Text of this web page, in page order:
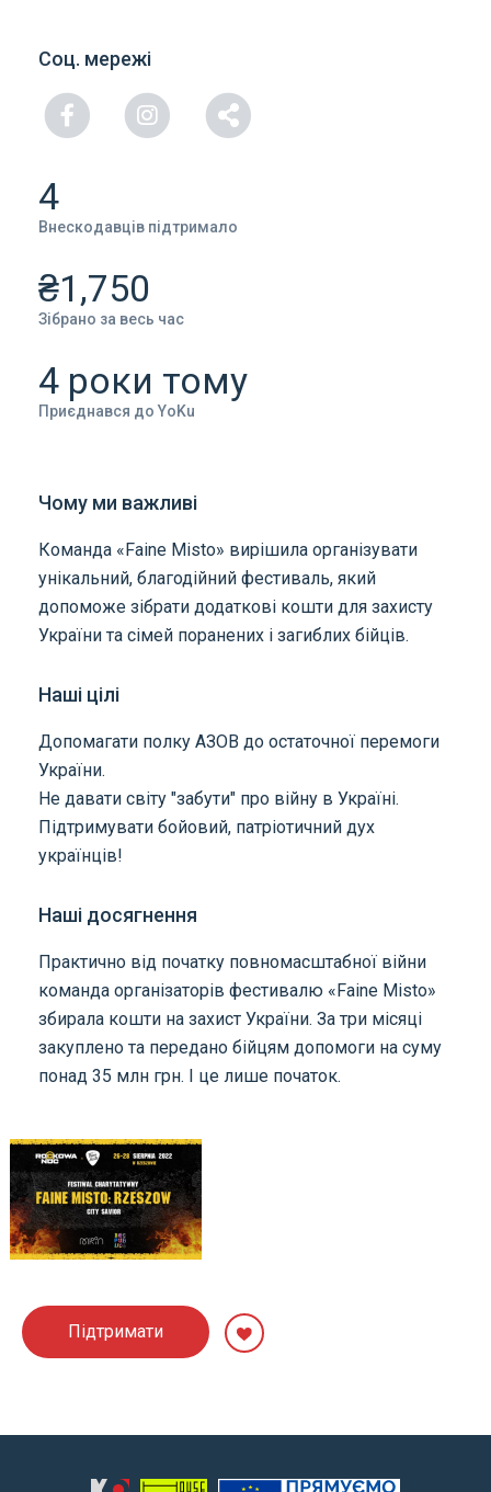
Соц. мережі
4
Внескодавців підтримало
₴1,750
Зібрано за весь час
4 роки тому
Приєднався до YoKu
Чому ми важливі
Команда «Faine Misto» вирішила організувати
унікальний, благодійний фестиваль, який
допоможе зібрати додаткові кошти для захисту
України та сімей поранених і загиблих бійців.
Наші цілі
Допомагати полку АЗОВ до остаточної перемоги
України.
Не давати світу "забути" про війну в Україні.
Підтримувати бойовий, патріотичний дух
українців!
Наші досягнення
Практично від початку повномасштабної війни
команда організаторів фестивалю «Faine Misto»
збирала кошти на захист України. За три місяці
закуплено та передано бійцям допомоги на суму
понад 35 млн грн. І це лише початок.
Підтримати